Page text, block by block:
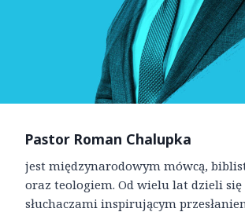
Pastor Roman Chalupka
jest międzynarodowym mówcą,
oraz teologiem. Od wielu lat dzieli się
słuchaczami inspirującym